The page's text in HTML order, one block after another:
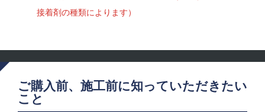
接着剤の種類によります）
ご購入前、施工前に知っていただきたい
こと